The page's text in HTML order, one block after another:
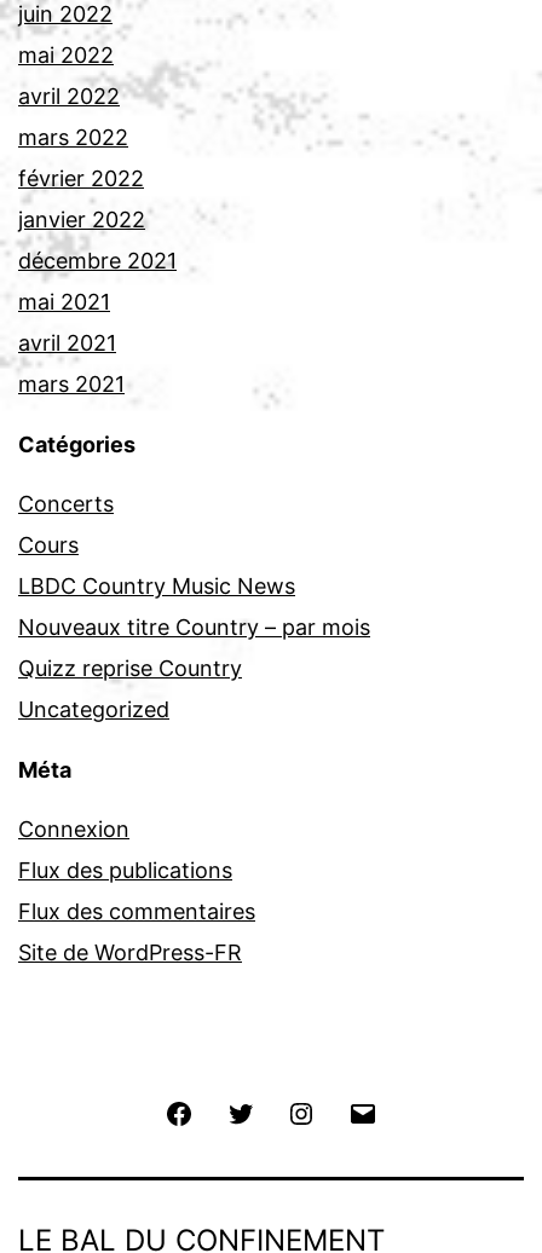
juin 2022
mai 2022
avril 2022
mars 2022
février 2022
janvier 2022
décembre 2021
mai 2021
avril 2021
mars 2021
Catégories
Concerts
Cours
LBDC Country Music News
Nouveaux titre Country – par mois
Quizz reprise Country
Uncategorized
Méta
Connexion
Flux des publications
Flux des commentaires
Site de WordPress-FR
FacebookTwitter Instagram
LE BAL DU CONFINEMENT